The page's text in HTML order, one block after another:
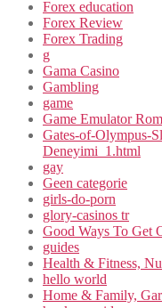
Forex education
Forex Review
Forex Trading
g
Gama Casino
Gambling
game
Game Emulator
Gates-of-Olympus-
Deneyimi_1.html
gay
Geen categorie
girls-do-porn
glory-casinos tr
Good Ways To Get
guides
Health & Fitness,
hello world
Home & Family,